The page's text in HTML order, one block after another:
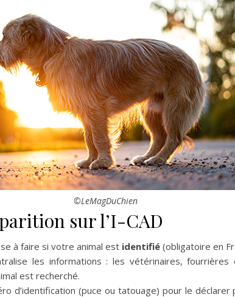
©LeMagDuChien
sur l’I-CAD
à faire si votre animal est identifié (obligatoire en
les informations : les vétérinaires,
est recherché.
d’identification (puce ou tatouage) pour le déclarer